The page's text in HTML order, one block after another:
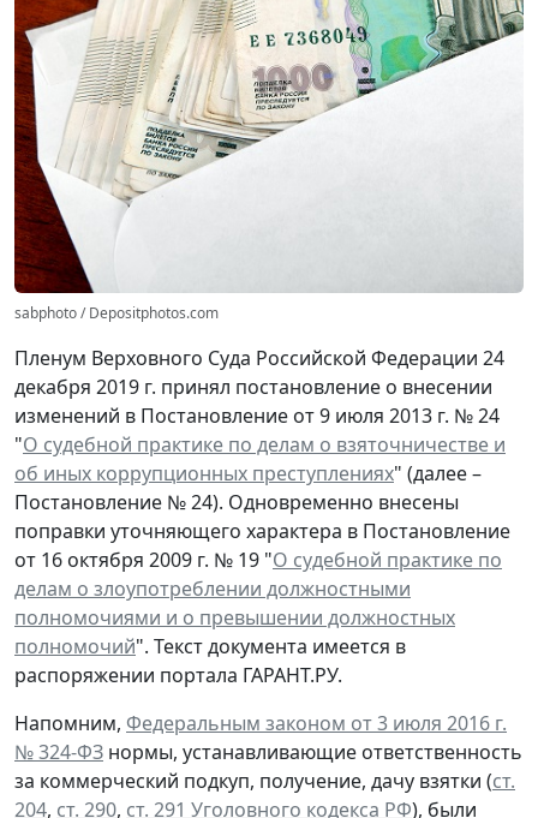
sabphoto / Depositphotos.com
Пленум Верховного Суда Российской Федерации 24
декабря 2019 г. принял постановление о внесении
изменений в Постановление от 9 июля 2013 г. № 24
"О судебной практике по делам о взяточничестве и
об иных коррупционных преступлениях" (далее –
Постановление № 24). Одновременно внесены
поправки уточняющего характера в Постановление
от 16 октября 2009 г. № 19 "О судебной практике по
делам о злоупотреблении должностными
полномочиями и о превышении должностных
полномочий". Текст документа имеется в
распоряжении портала ГАРАНТ.РУ.
Напомним, Федеральным законом от 3 июля 2016 г.
№ 324-ФЗ нормы, устанавливающие ответственность
за коммерческий подкуп, получение, дачу взятки (ст.
204, ст. 290, ст. 291 Уголовного кодекса РФ), были